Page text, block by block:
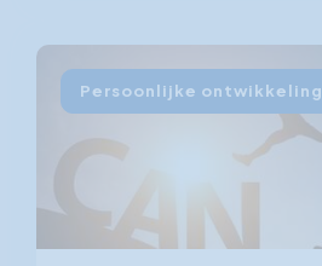
Persoonlijke ontwikkeling